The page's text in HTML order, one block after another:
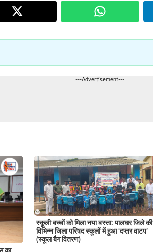
---Advertisement---
स्कूली बच्चों को मिला नया बस्ता: पालघर जिले की
विभिन्न जिला परिषद स्कूलों में हुआ ‘दप्तर वाटप’
(स्कूल बैग वितरण)